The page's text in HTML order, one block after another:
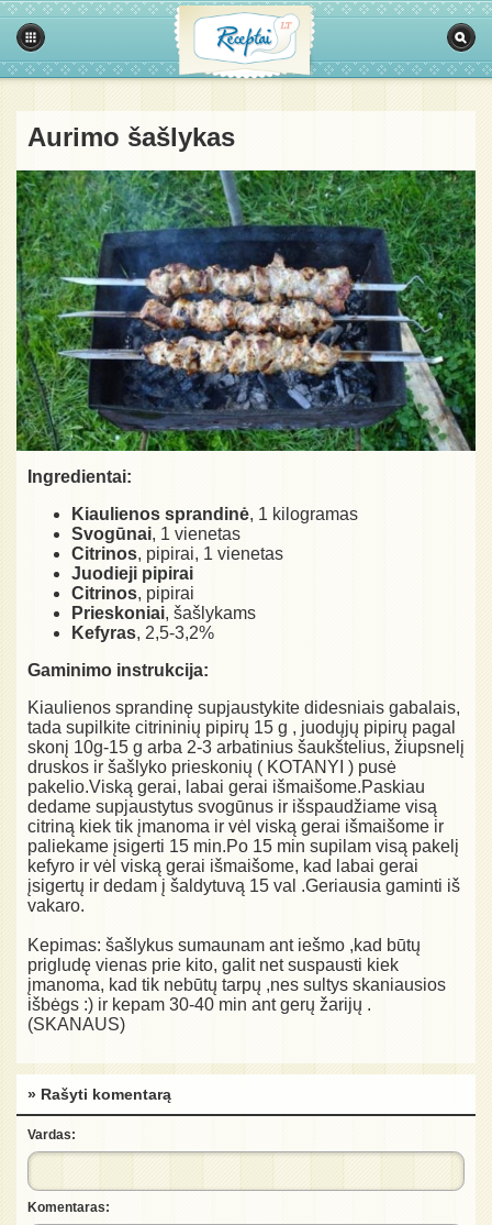
Aurimo šašlykas
Ingredientai:
Kiaulienos sprandinė, 1 kilogramas
Svogūnai, 1 vienetas
Citrinos, pipirai, 1 vienetas
Juodieji pipirai
Citrinos, pipirai
Prieskoniai, šašlykams
Kefyras, 2,5-3,2%
Gaminimo instrukcija:
Kiaulienos sprandinę supjaustykite didesniais gabalais,
tada supilkite citrininių pipirų 15 g , juodųjų pipirų pagal
skonį 10g-15 g arba 2-3 arbatinius šaukštelius, žiupsnelį
druskos ir šašlyko prieskonių ( KOTANYI ) pusė
pakelio.Viską gerai, labai gerai išmaišome.Paskiau
dedame supjaustytus svogūnus ir išspaudžiame visą
citriną kiek tik įmanoma ir vėl viską gerai išmaišome ir
paliekame įsigerti 15 min.Po 15 min supilam visą pakelį
kefyro ir vėl viską gerai išmaišome, kad labai gerai
įsigertų ir dedam į šaldytuvą 15 val .Geriausia gaminti iš
vakaro.
Kepimas: šašlykus sumaunam ant iešmo ,kad būtų
prigludę vienas prie kito, galit net suspausti kiek
įmanoma, kad tik nebūtų tarpų ,nes sultys skaniausios
išbėgs :) ir kepam 30-40 min ant gerų žarijų .
(SKANAUS)
» Rašyti komentarą
Vardas:
Komentaras: